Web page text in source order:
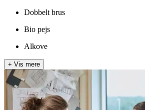
Dobbelt brus
Bio pejs
Alkove
+ Vis mere